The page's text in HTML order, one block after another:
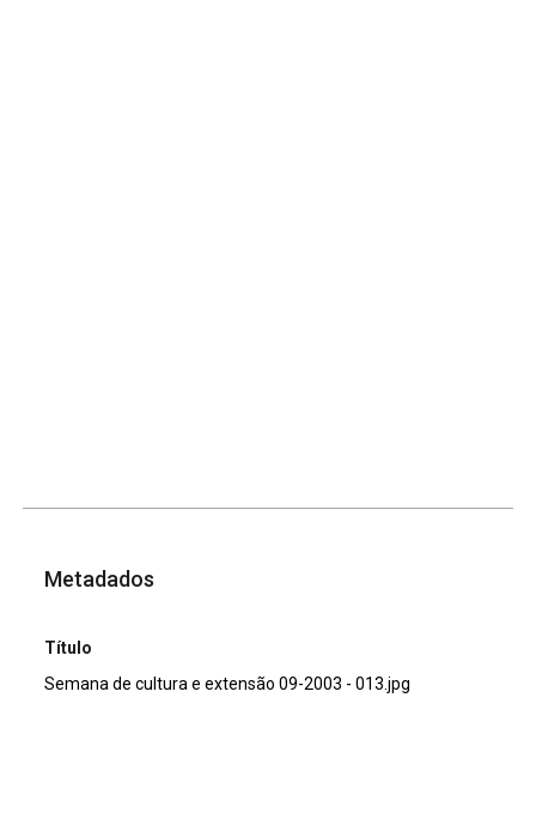
Metadados
Título
Semana de cultura e extensão 09-2003 - 013.jpg